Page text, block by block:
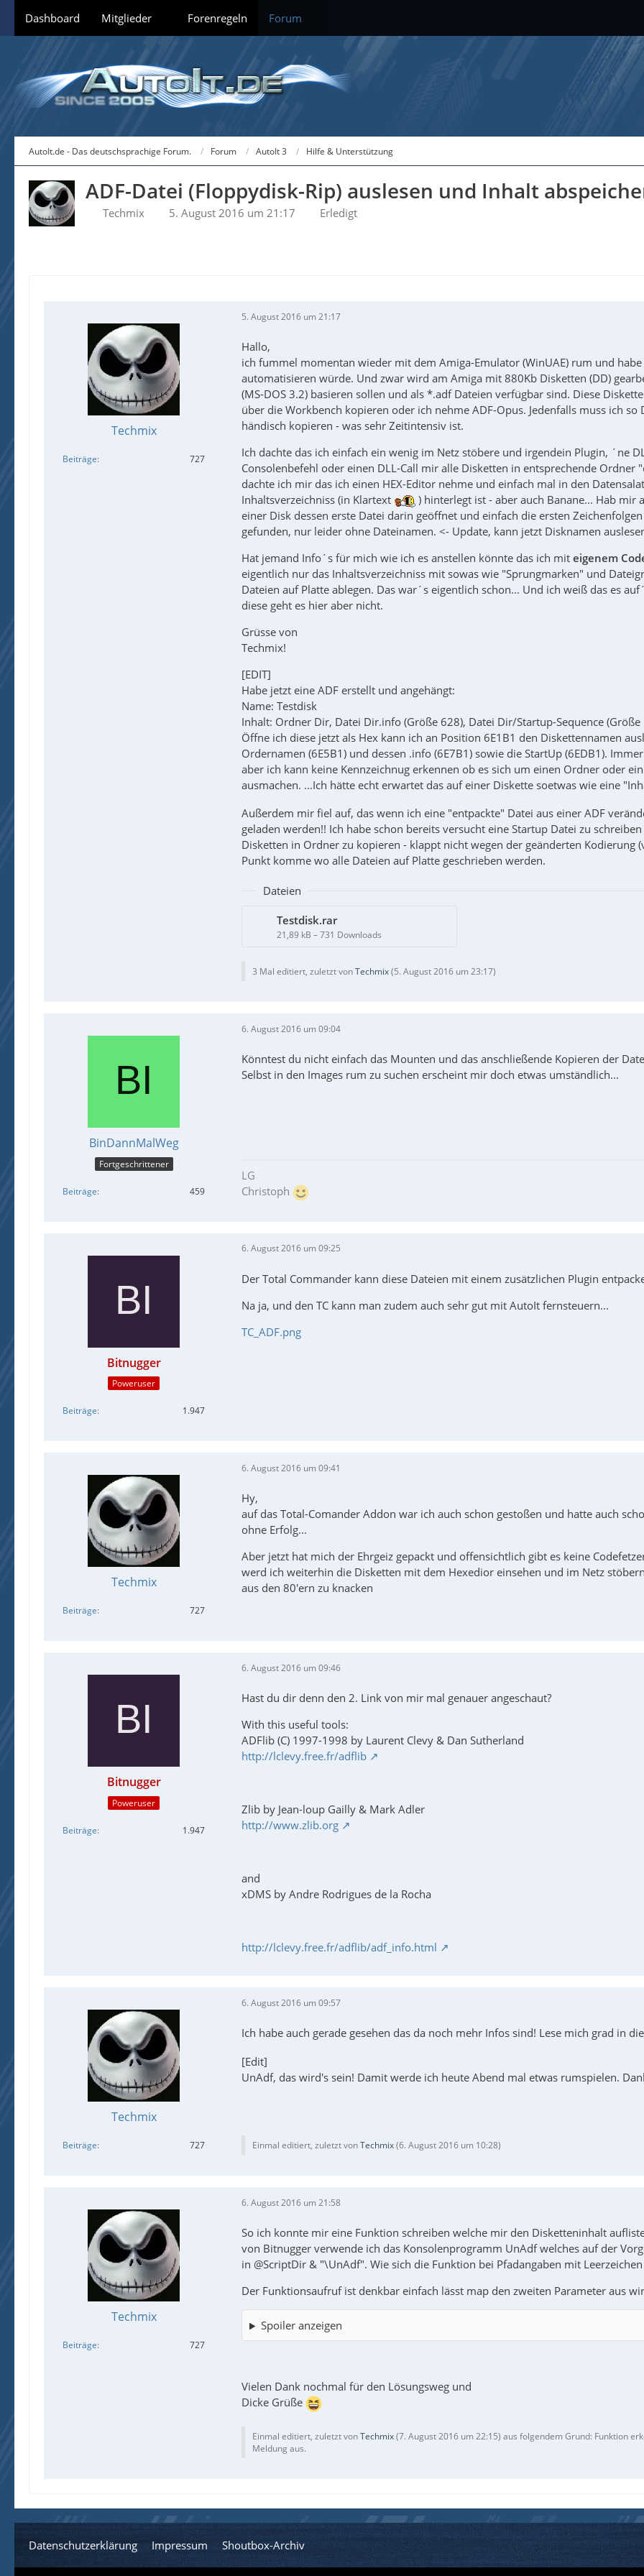
Dashboard Mitglieder Forenregeln Forum
AutoIt.de - Das deutschsprachige Forum. Forum AutoIt 3 Hilfe & Unterstützung
ADF-Datei (Floppydisk-Rip) auslesen und Inhalt
Techmix 5. August 2016 um 21:17 Erledigt
Techmix
Beiträge 727
5. August 2016 um 21:17
Hallo,
ich fummel momentan wieder mit dem Amiga-Emulator (WinUAE) rum und
automatisieren würde. Und zwar wird am Amiga mit 880Kb Disketten (DD)
(MS-DOS 3.2) basieren sollen und als *.adf Dateien verfügbar sind. Diese
über die Workbench kopieren oder ich nehme ADF-Opus. Jedenfalls muss ich
händisch kopieren - was sehr Zeitintensiv ist.
Ich dachte das ich einfach ein wenig im Netz stöbere und irgendein Plugin, ´ne
Consolenbefehl oder einen DLL-Call mir alle Disketten in entsprechende Ordner
dachte ich mir das ich einen HEX-Editor nehme und einfach mal in den
Inhaltsverzeichniss (in Klartext
) hinterlegt ist - aber auch Banane... Hab mir
einer Disk dessen erste Datei darin geöffnet und einfach die ersten
gefunden, nur leider ohne Dateinamen. <- Update, kann jetzt Disknamen
Hat jemand Info´s für mich wie ich es anstellen könnte das ich mit eigenem
eigentlich nur das Inhaltsverzeichniss mit sowas wie "Sprungmarken" und
Dateien auf Platte ablegen. Das war´s eigentlich schon... Und ich weiß das es
diese geht es hier aber nicht.
Grüsse von
Techmix!
[EDIT]
Habe jetzt eine ADF erstellt und angehängt:
Name: Testdisk
Inhalt: Ordner Dir, Datei Dir.info (Größe 628), Datei Dir/Startup-Sequence (Größe
Öffne ich diese jetzt als Hex kann ich an Position 6E1B1 den Diskettennamen
Ordernamen (6E5B1) und dessen .info (6E7B1) sowie die StartUp (6EDB1).
aber ich kann keine Kennzeichnug erkennen ob es sich um einen Ordner oder
ausmachen. ...Ich hätte echt erwartet das auf einer Diskette soetwas wie eine
Außerdem mir fiel auf, das wenn ich eine "entpackte" Datei aus einer ADF
geladen werden!! Ich habe schon bereits versucht eine Startup Datei zu
Disketten in Ordner zu kopieren - klappt nicht wegen der geänderten Kodierung
Punkt komme wo alle Dateien auf Platte geschrieben werden.
Dateien
Testdisk.rar
21,89 kB – 731 Downloads
3 Mal editiert, zuletzt vonTechmix(5. August 2016 um 23:17)
BinDannMalWeg
Fortgeschrittener
Beiträge 459
6. August 2016 um 09:04
Könntest du nicht einfach das Mounten und das anschließende Kopieren der
Selbst in den Images rum zu suchen erscheint mir doch etwas umständlich...
LG
Christoph
Bitnugger
Poweruser
Beiträge 1.947
6. August 2016 um 09:25
Der Total Commander kann diese Dateien mit einem zusätzlichen Plugin
Na ja, und den TC kann man zudem auch sehr gut mit AutoIt fernsteuern...
TC_ADF.png
Techmix
Beiträge 727
6. August 2016 um 09:41
Hy,
auf das Total-Comander Addon war ich auch schon gestoßen und hatte auch
ohne Erfolg...
Aber jetzt hat mich der Ehrgeiz gepackt und offensichtlich gibt es keine
werd ich weiterhin die Disketten mit dem Hexedior einsehen und im Netz
aus den 80'ern zu knacken
Bitnugger
Poweruser
Beiträge 1.947
6. August 2016 um 09:46
Hast du dir denn den 2. Link von mir mal genauer angeschaut?
With this useful tools:
ADFlib (C) 1997-1998 by Laurent Clevy & Dan Sutherland
http://lclevy.free.fr/adflib
Zlib by Jean-loup Gailly & Mark Adler
http://www.zlib.org
and
xDMS by Andre Rodrigues de la Rocha
http://lclevy.free.fr/adflib/adf_info.html
Techmix
Beiträge 727
6. August 2016 um 09:57
Ich habe auch gerade gesehen das da noch mehr Infos sind! Lese mich grad in
[Edit]
UnAdf, das wird's sein! Damit werde ich heute Abend mal etwas rumspielen.
Einmal editiert, zuletzt vonTechmix(6. August 2016 um 10:28)
Techmix
Beiträge 727
6. August 2016 um 21:58
So ich konnte mir eine Funktion schreiben welche mir den Disketteninhalt
von Bitnugger verwende ich das Konsolenprogramm UnAdf welches auf der
in @ScriptDir & "\UnAdf". Wie sich die Funktion bei Pfadangaben mit
Der Funktionsaufruf ist denkbar einfach lässt map den zweiten Parameter aus
Spoiler anzeigen
Vielen Dank nochmal für den Lösungsweg und
Dicke Grüße
Einmal editiert, zuletzt vonTechmix(7. August 2016 um 22:15) aus folgendem Grund: Funktion
Meldung aus.
Datenschutzerklärung Impressum Shoutbox-Archiv